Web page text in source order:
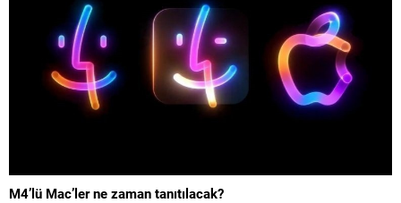
M4’lü Mac’ler ne zaman tanıtılacak?